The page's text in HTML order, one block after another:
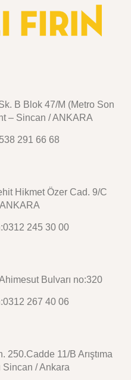
B Blok 47/M (Metro Son
– Sincan / ANKARA
291 66 68
Hikmet Özer Cad. 9/C
245 30 00
Bulvarı no:320
267 40 06
11/B Arıştıma
Sincan / Ankara